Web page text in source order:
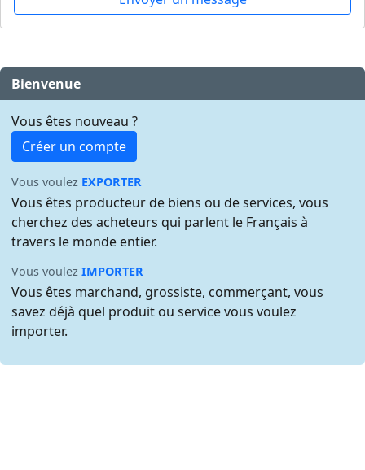
Bienvenue
Vous êtes nouveau ?
Créer un compte
Vous voulez EXPORTER
Vous êtes producteur de biens ou de services, vous
cherchez des acheteurs qui parlent le Français à
travers le monde entier.
Vous voulezIMPORTER
Vous êtes marchand, grossiste, commerçant, vous
savez déjà quel produit ou service vous voulez
importer.